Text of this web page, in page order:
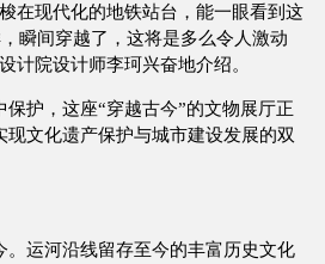
在现代化的地铁站台，能一眼看到这
瞬间穿越了，这将是多么令人激动
计院设计师李珂兴奋地介绍。
护，这座“穿越古今”的文物展厅正
文化遗产保护与城市建设发展的双
。运河沿线留存至今的丰富历史文化